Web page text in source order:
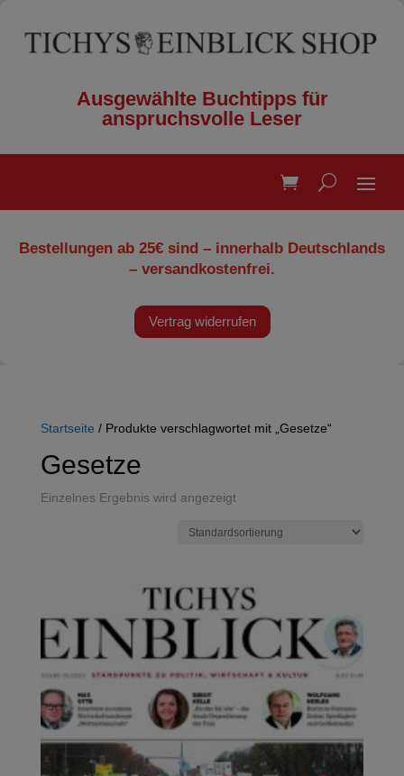
Ausgewählte Buchtipps für
anspruchsvolle Leser
Bestellungen ab 25€ sind – innerhalb Deutschlands
– versandkostenfrei.
Vertrag widerrufen
Startseite / Produkte verschlagwortet mit „Gesetze“
Gesetze
Einzelnes Ergebnis wird angezeigt